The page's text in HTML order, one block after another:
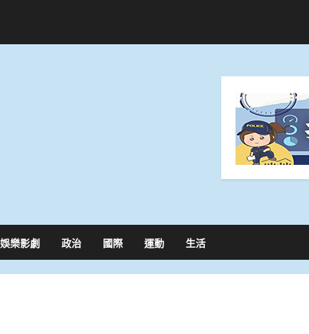
娛樂影劇 政治 國際 運動 生活